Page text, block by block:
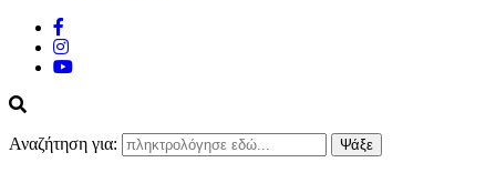
Αναζήτηση για: